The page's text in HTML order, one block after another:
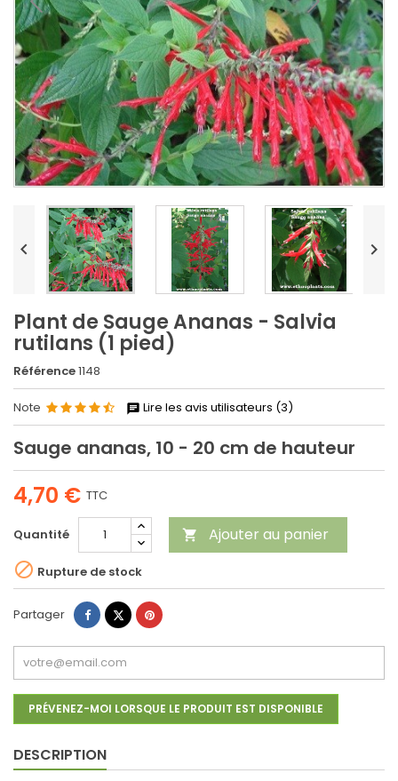
 
Plant de Sauge Ananas - Salvia
rutilans (1 pied)
Référence1148
Note Lire les avis utilisateurs (3)
Sauge ananas, 10 - 20 cm de hauteur
4,70 € TTC
Quantité  Ajouter au panier
 Rupture de stock
Partager PartagerTweetPinterest
PRÉVENEZ-MOI LORSQUE LE PRODUIT EST DISPONIBLE
DESCRIPTION